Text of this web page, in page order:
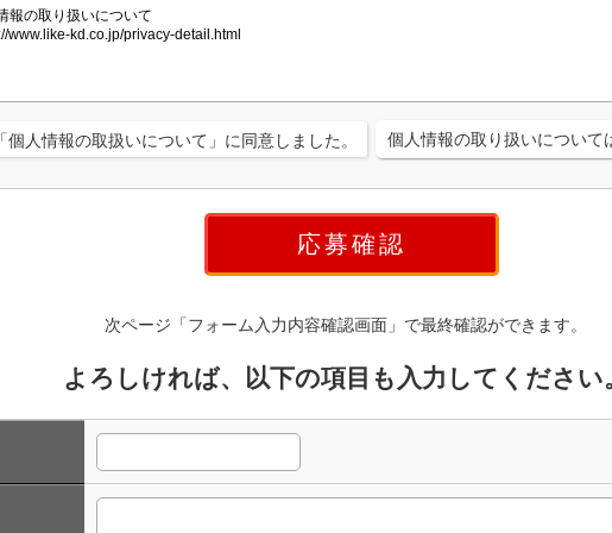
「個人情報の取扱いについて」に同意しました。 個人情報の取り扱いについて
次ページ「フォーム入力内容確認画面」で最終確認ができます。
よろしければ、以下の項目も入力してください